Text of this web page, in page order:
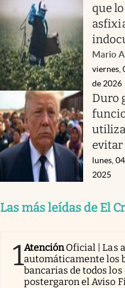
que
Mario
viernes,
de 2026
Duro
evitar
lunes,
2025
Las más leídas de El
1AtenciónOficial | Las
automáticamente los
bancarias de todos
postergaron el Aviso